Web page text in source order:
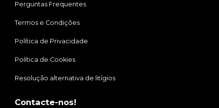
Perguntas Frequentes
Termos e Condições
Política de Privacidade
Política de Cookies
Resolução alternativa de litígios
Contacte-nos!